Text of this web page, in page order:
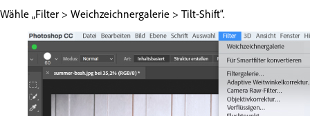
Wähle „Filter > Weichzeichnergalerie > Tilt-Shift“.